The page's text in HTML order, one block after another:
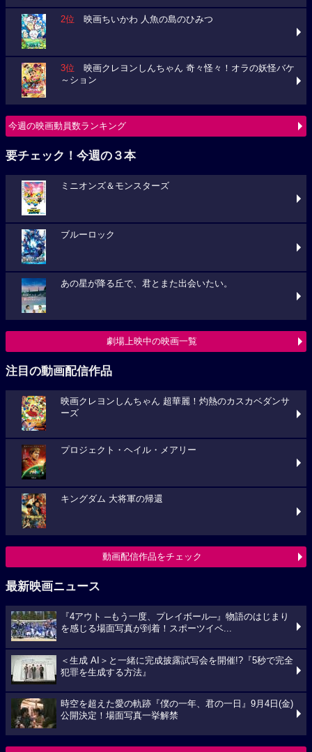
2位 映画ちいかわ 人魚の島のひみつ
3位 映画クレヨンしんちゃん 奇々怪々！オラの妖怪バケ
～ション
今週の映画動員数ランキング
要チェック！今週の３本
ミニオンズ＆モンスターズ
ブルーロック
あの星が降る丘で、君とまた出会いたい。
劇場上映中の映画一覧
注目の動画配信作品
映画クレヨンしんちゃん 超華麗！灼熱のカスカベダンサ
ーズ
プロジェクト・ヘイル・メアリー
キングダム 大将軍の帰還
動画配信作品をチェック
最新映画ニュース
『4アウト ─もう一度、プレイボール─』物語のはじまり
を感じる場面写真が到着！スポーツイベ...
＜生成 AI＞と一緒に完成披露試写会を開催!?『5秒で完全
犯罪を生成する方法』
時空を超えた愛の軌跡『僕の一年、君の一日』9月4日(金)
公開決定！場面写真一挙解禁